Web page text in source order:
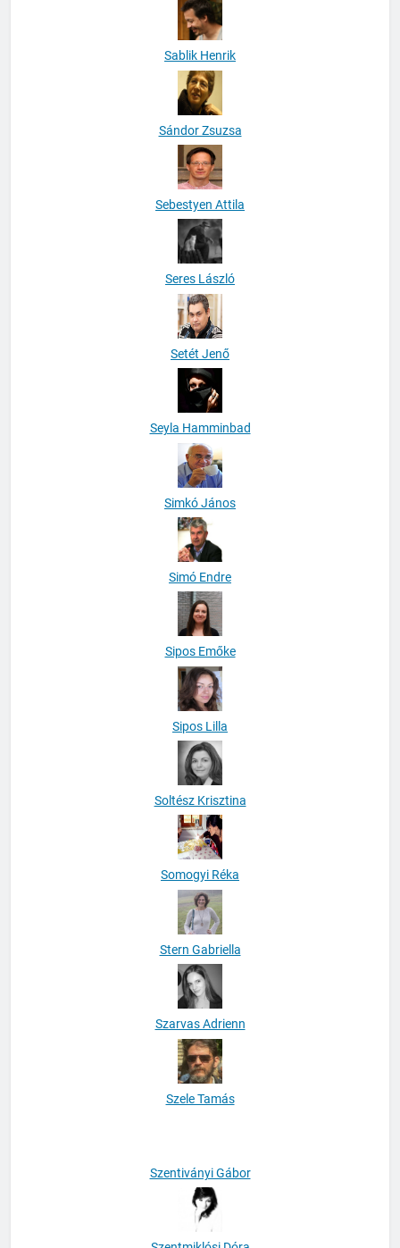
Sablik Henrik
Sándor Zsuzsa
Sebestyen Attila
Seres László
Setét Jenő
Seyla Hamminbad
Simkó János
Simó Endre
Sipos Emőke
Sipos Lilla
Soltész Krisztina
Somogyi Réka
Stern Gabriella
Szarvas Adrienn
Szele Tamás
Szentmiklósi Dóra